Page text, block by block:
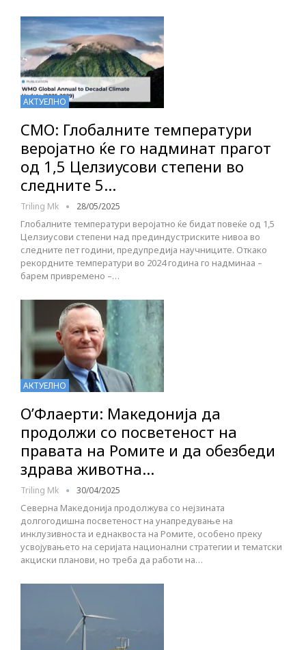
АКТУЕЛНО
СМО: Глобалните температури
веројатно ќе го надминат прагот
од 1,5 Целзиусови степени во
следните 5…
Triling Mk 28/05/2025
Глобалните температури веројатно ќе бидат повеќе од 1,5
Целзиусови степени над прединдустриските нивоа во
следните пет години, предупредија научниците. Откако
рекордните температури во 2024 година го надминаа –
барем привремено –…
АКТУЕЛНО
О’Флаерти: Македонија да
продолжи со посветеност на
правата на Ромите и да обезбеди
здрава животна…
Triling Mk 30/04/2025
Северна Македонија продолжува со нејзината
долгогодишна посветеност на унапредување на
инклузивноста и еднаквоста на Ромите, особено преку
усвојувањето на серијата национални стратегии и тематски
акциски планови, но треба да работи на…